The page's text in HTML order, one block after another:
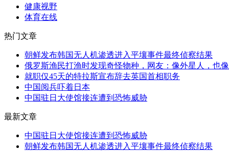
健康视野
体育在线
热门文章
朝鲜发布韩国无人机渗透进入平壤事件最终侦察结果
俄罗斯渔民打渔时发现奇怪物种，网友：像外星人，也
就职仅45天的特拉斯宣布辞去英国首相职务
中国阅兵吓着日本
中国驻日大使馆接连遭到恐怖威胁
最新文章
中国驻日大使馆接连遭到恐怖威胁
朝鲜发布韩国无人机渗透进入平壤事件最终侦察结果